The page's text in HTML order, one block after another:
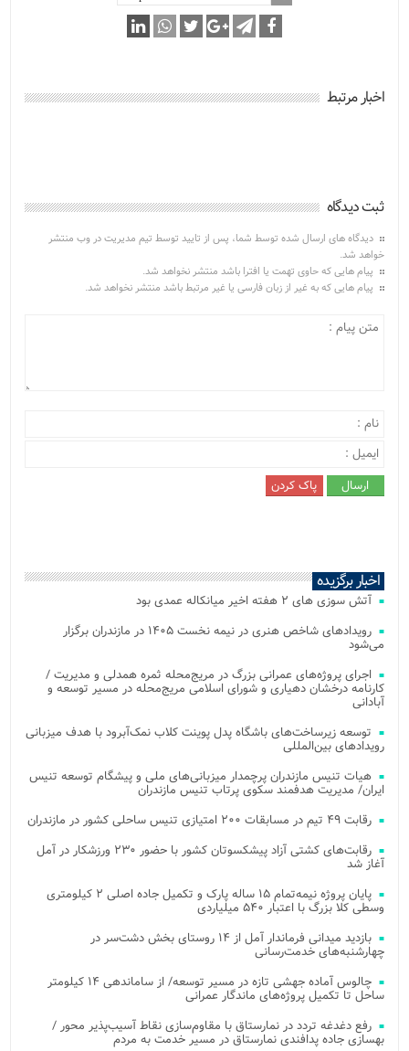
اخبار مرتبط
ثبت دیدگاه
دیدگاه های ارسال شده توسط شما، پس از تایید توسط تیم مدیریت در وب منتشر
خواهد شد.
پیام هایی که حاوی تهمت یا افترا باشد منتشر نخواهد شد.
پیام هایی که به غیر از زبان فارسی یا غیر مرتبط باشد منتشر نخواهد شد.
اخبار برگزیده
آتش‌ سوزی‌ های ۲ هفته اخیر میانکاله عمدی بود
رویدادهای شاخص هنری در نیمه نخست ۱۴۰۵ در مازندران برگزار
می‌شود
اجرای پروژه‌های عمرانی بزرگ در مریج‌محله ثمره همدلی و مدیریت /
کارنامه درخشان دهیاری و شورای اسلامی مریج‌محله در مسیر توسعه و
آبادانی
توسعه زیرساخت‌های باشگاه پدل پوینت کلاب نمک‌آبرود با هدف میزبانی
رویدادهای بین‌المللی
هیات تنیس مازندران پرچمدار میزبانی‌های ملی و پیشگام توسعه تنیس
ایران/ مدیریت هدفمند سکوی پرتاب تنیس مازندران
رقابت ۴۹ تیم در مسابقات ۲۰۰ امتیازی تنیس ساحلی کشور در مازندران
رقابت‌های کشتی آزاد پیشکسوتان کشور با حضور ۲۳۰ ورزشکار در آمل
آغاز شد
پایان پروژه نیمه‌تمام ۱۵ ساله پارک و تکمیل جاده اصلی ۲ کیلومتری
وسطی کلا بزرگ با اعتبار ۵۴۰ میلیاردی
بازدید میدانی فرماندار آمل از ۱۴ روستای بخش دشت‌سر در
چهارشنبه‌های خدمت‌رسانی
چالوس آماده جهشی تازه در مسیر توسعه/ از ساماندهی ۱۴ کیلومتر
ساحل تا تکمیل پروژه‌های ماندگار عمرانی
رفع دغدغه تردد در نمارستاق با مقاوم‌سازی نقاط آسیب‌پذیر محور /
بهسازی جاده پدافندی نمارستاق در مسیر خدمت به مردم